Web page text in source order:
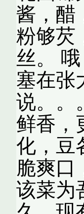
酱，醋
粉够芡
丝。
塞在张
说。。
鲜香，
化，豆
脆爽口
该菜为